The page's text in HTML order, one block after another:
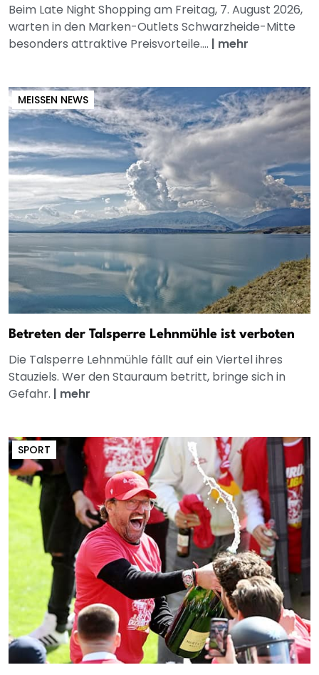
Beim Late Night Shopping am Freitag, 7. August 2026,
warten in den Marken-Outlets Schwarzheide-Mitte
besonders attraktive Preisvorteile.... | mehr
MEISSEN NEWS
Betreten der Talsperre Lehnmühle ist verboten
Die Talsperre Lehnmühle fällt auf ein Viertel ihres
Stauziels. Wer den Stauraum betritt, bringe sich in
Gefahr. | mehr
SPORT